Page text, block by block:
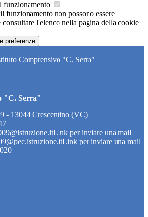
funzionamento
funzionamento non possono essere
l'elenco nella pagina della cookie
preferenze
Comprensivo "C. Serra"
"C. Serra"
- 13044 Crescentino (VC)
Link per inviare una mail
Link per inviare una mail